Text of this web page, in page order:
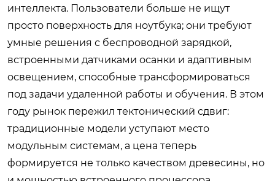
интеллекта. Пользователи больше не ищут
просто поверхность для ноутбука; они требуют
умные решения с беспроводной зарядкой,
встроенными датчиками осанки и адаптивным
освещением, способные трансформироваться
под задачи удаленной работы и обучения. В этом
году рынок пережил тектонический сдвиг:
традиционные модели уступают место
модульным системам, а цена теперь
формируется не только качеством древесины, но